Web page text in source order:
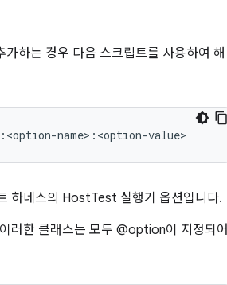
하는 경우 다음 스크립트를 사용하여 해
하네스의 HostTest 실행기 옵션입니다.
러한 클래스는 모두 @option이 지정되어